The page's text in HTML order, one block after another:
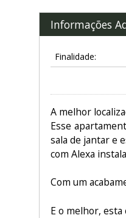
Informações
Finalidade:
A melhor
Esse
sala de jantar e
com Alexa
Com um
E o melhor, esta